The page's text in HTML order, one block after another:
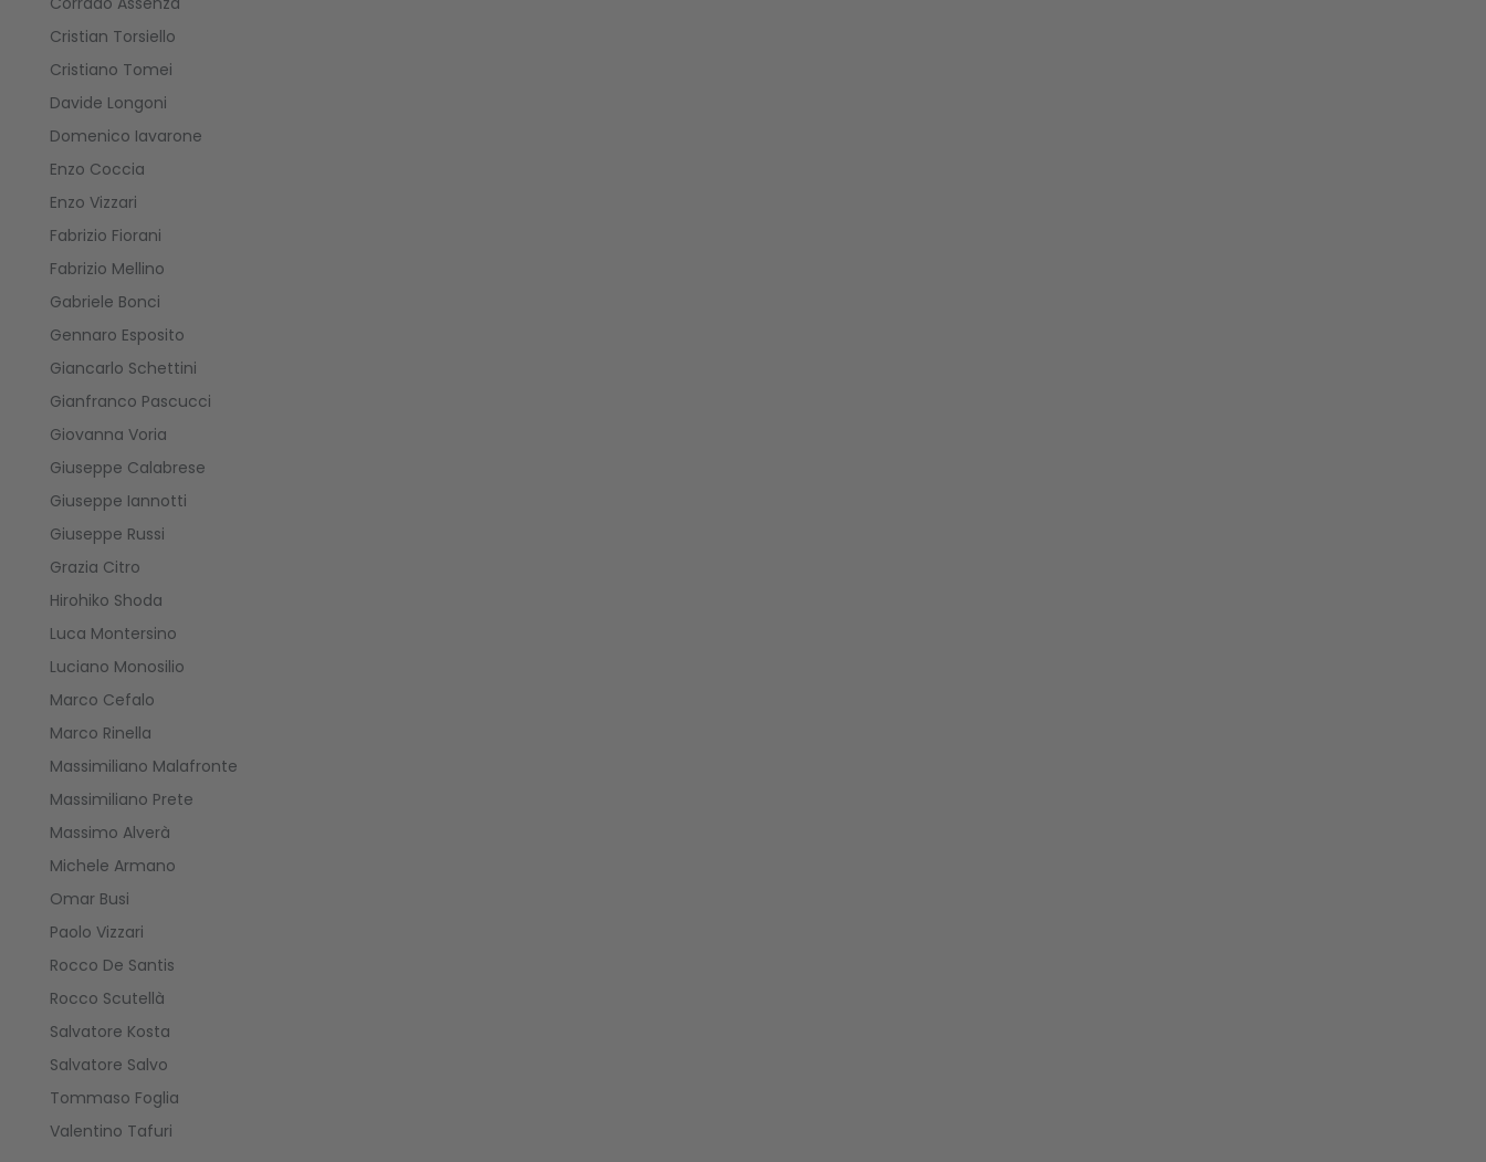
Cristian Torsiello
Cristiano Tomei
Davide Longoni
Domenico Iavarone
Enzo Coccia
Enzo Vizzari
Fabrizio Fiorani
Fabrizio Mellino
Gabriele Bonci
Gennaro Esposito
Giancarlo Schettini
Gianfranco Pascucci
Giovanna Voria
Giuseppe Calabrese
Giuseppe Iannotti
Giuseppe Russi
Grazia Citro
Hirohiko Shoda
Luca Montersino
Luciano Monosilio
Marco Cefalo
Marco Rinella
Massimiliano Malafronte
Massimiliano Prete
Massimo Alverà
Michele Armano
Omar Busi
Paolo Vizzari
Rocco De Santis
Rocco Scutellà
Salvatore Kosta
Salvatore Salvo
Tommaso Foglia
Valentino Tafuri